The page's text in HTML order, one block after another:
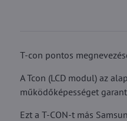
T-con pontos
A Tcon (LCD modul) az
működőképességet
Ezt a T-CON-t más